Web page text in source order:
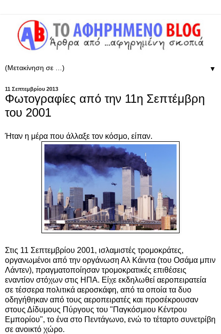
▼
11 Σεπτεμβρίου 2013
Φωτογραφίες από την 11η Σεπτέμβρη
του 2001
Ήταν η μέρα που άλλαξε τον κόσμο, είπαν.
Στις 11 Σεπτεμβρίου 2001, ισλαμιστές τρομοκράτες,
οργανωμένοι από την οργάνωση Αλ Κάιντα (του Οσάμα μπιν
Λάντεν), πραγματοποίησαν τρομοκρατικές επιθέσεις
εναντίον στόχων στις ΗΠΑ. Είχε εκδηλωθεί αεροπειρατεία
σε τέσσερα πολιτικά αεροσκάφη, από τα οποία τα δυο
οδηγήθηκαν από τους αεροπειρατές και προσέκρουσαν
στους Δίδυμους Πύργους του "Παγκόσμιου Κέντρου
Εμπορίου", το ένα στο Πεντάγωνο, ενώ το τέταρτο συνετρίβη
σε ανοικτό χώρο.